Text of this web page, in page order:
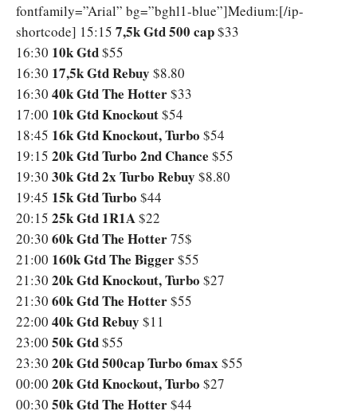
fontfamily=”Arial” bg=”bghl1-blue”]Medium:[/ip-
shortcode] 15:15 7,5k Gtd 500 cap$33
16:30 10k Gtd$55
16:30 17,5k Gtd Rebuy $8.80
16:30 40k Gtd The Hotter$33
17:00 10k Gtd Knockout$54
18:45 16k Gtd Knockout, Turbo $54
19:15 20k Gtd Turbo 2nd Chance $55
19:30 30k Gtd 2x Turbo Rebuy $8.80
19:45 15k Gtd Turbo $44
20:15 25k Gtd 1R1A$22
20:30 60k Gtd The Hotter75$
21:00 160k Gtd The Bigger$55
21:30 20k Gtd Knockout, Turbo $27
21:30 60k Gtd The Hotter$55
22:00 40k Gtd Rebuy $11
23:00 50k Gtd$55
23:30 20k Gtd 500cap Turbo 6max $55
00:00 20k Gtd Knockout, Turbo $27
00:30 50k Gtd The Hotter$44